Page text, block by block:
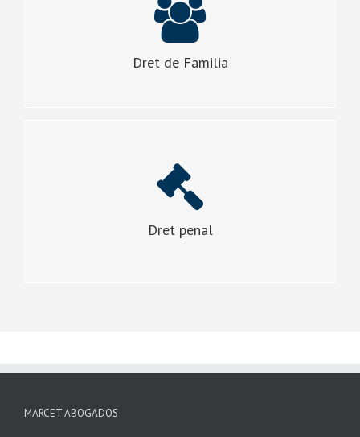
Dret de Familia
Nul·litats matrimonials, divorcis, dissolucions o
separacions, testaments y herències.
VEURE MÉS
Dret penal
Assistència a jutjats i comissaries, denúncies, escrits
d’acusació i defensa, violència Domèstica i violència de
Gènere.
MARCET ABOGADOS